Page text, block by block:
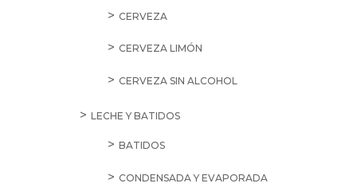
CERVEZA
CERVEZA LIMÓN
CERVEZA SIN ALCOHOL
LECHE Y BATIDOS
BATIDOS
CONDENSADA Y EVAPORADA